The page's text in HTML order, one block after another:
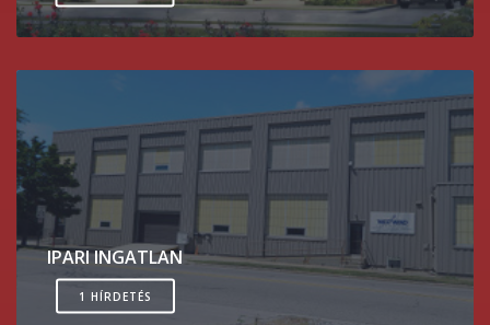
IPARI INGATLAN
1 HÍRDETÉS